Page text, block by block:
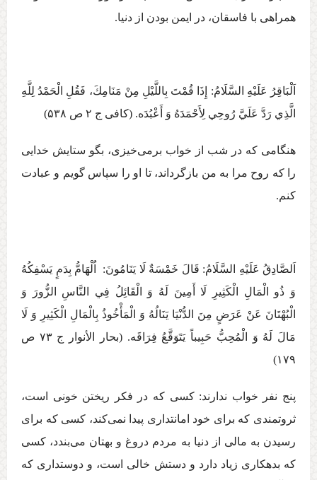
همراهی با فاسقان، در ايمن بودن از دنيا.
اَلْبَاقِرُ عَلَيْهِ السَّلَامُ: إِذَا قُمْتَ‏ بِاللَّيْلِ‏ مِنْ‏ مَنَامِكَ‏، فَقُلِ الْحَمْدُ لِلَّهِ
الَّذِي رَدَّ عَلَيَّ رُوحِي لِأَحْمَدَهُ وَ أَعْبُدَه‏. (كافی ج ‏۲ ص ۵۳۸)
هنگامی که در شب از خواب برمی‌خیزی، بگو ستایش خدایی
را که روح مرا به من بازگرداند، تا او را سپاس گویم و عبادت
کنم.
اَلصَّادِقُ عَلَيْهِ السَّلَامُ: قَالَ خَمْسَةٌ لَا يَنَامُونَ: اُلْهَامُّ بِدَمٍ يَسْفِكُهُ
وَ ذُو الْمَالِ الْكَثِيرِ لَا أَمِينَ لَهُ وَ الْقَائِلُ فِي النَّاسِ الزُّورَ وَ
الْبُهْتَانَ‏ عَنْ‏ عَرَضٍ‏ مِنَ‏ الدُّنْيَا يَنَالُهُ‏ وَ الْمَأْخُوذُ بِالْمَالِ الْكَثِيرِ وَ لَا
مَالَ لَهُ وَ الْمُحِبُّ حَبِيباً يَتَوَقَّعُ فِرَاقَه‏. (بحار الأنوار ج ‏۷۳ ص
۱۷۹)
پنج نفر خواب ندارند: كسی كه در فكر ريختن خونی است،
ثروتمندی كه برای خود امانتداری پيدا نمی‌كند، كسی كه برای
رسيدن به مالی از دنيا به مردم دروغ و بهتان می‌بندد، كسی
كه بدهكاری زياد دارد و دستش خالی است، و دوستداری كه